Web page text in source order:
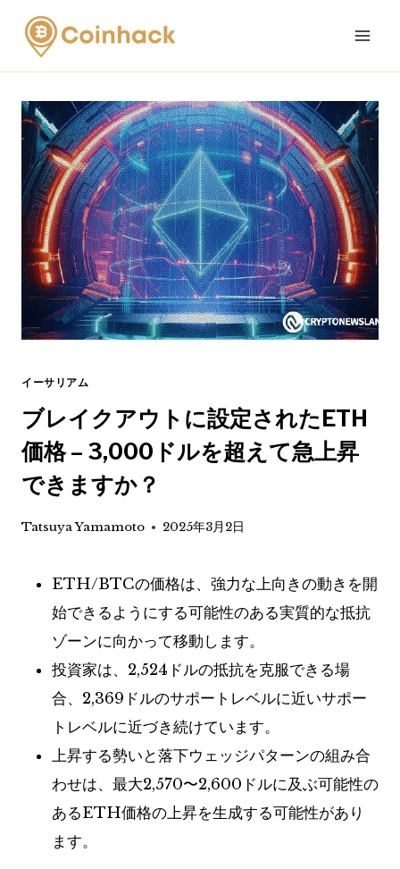
Skip
content
イーサリアム
ブレイクアウトに設定されたETH
価格 – 3,000ドルを超えて急上昇
できますか？
Tatsuya Yamamoto 2025年3月2日
ETH/BTCの価格は、強力な上向きの動きを開
始できるようにする可能性のある実質的な抵抗
ゾーンに向かって移動します。
投資家は、2,524ドルの抵抗を克服できる場
合、2,369ドルのサポートレベルに近いサポー
トレベルに近づき続けています。
上昇する勢いと落下ウェッジパターンの組み合
わせは、最大2,570〜2,600ドルに及ぶ可能性の
あるETH価格の上昇を生成する可能性があり
ます。